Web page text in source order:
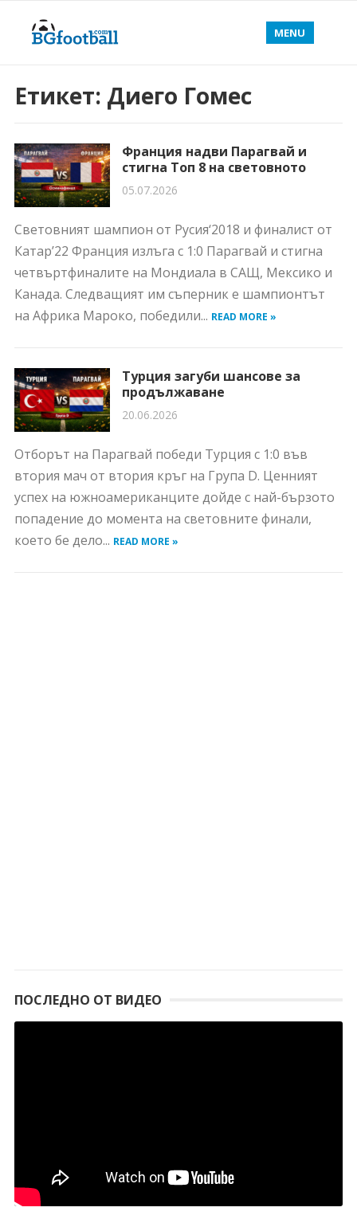
MENU
Етикет: Диего Гомес
Франция надви Парагвай и
стигна Топ 8 на световното
05.07.2026
Световният шампион от Русия‘2018 и финалист от
Катар’22 Франция излъга с 1:0 Парагвай и стигна
четвъртфиналите на Мондиала в САЩ, Мексико и
Канада. Следващият им съперник е шампионтът
на Африка Мароко, победили... READ MORE »
Турция загуби шансове за
продължаване
20.06.2026
Отборът на Парагвай победи Турция с 1:0 във
втория мач от втория кръг на Група D. Ценният
успех на южноамериканците дойде с най-бързото
попадение до момента на световните финали,
което бе дело... READ MORE »
ПОСЛЕДНО ОТ ВИДЕО